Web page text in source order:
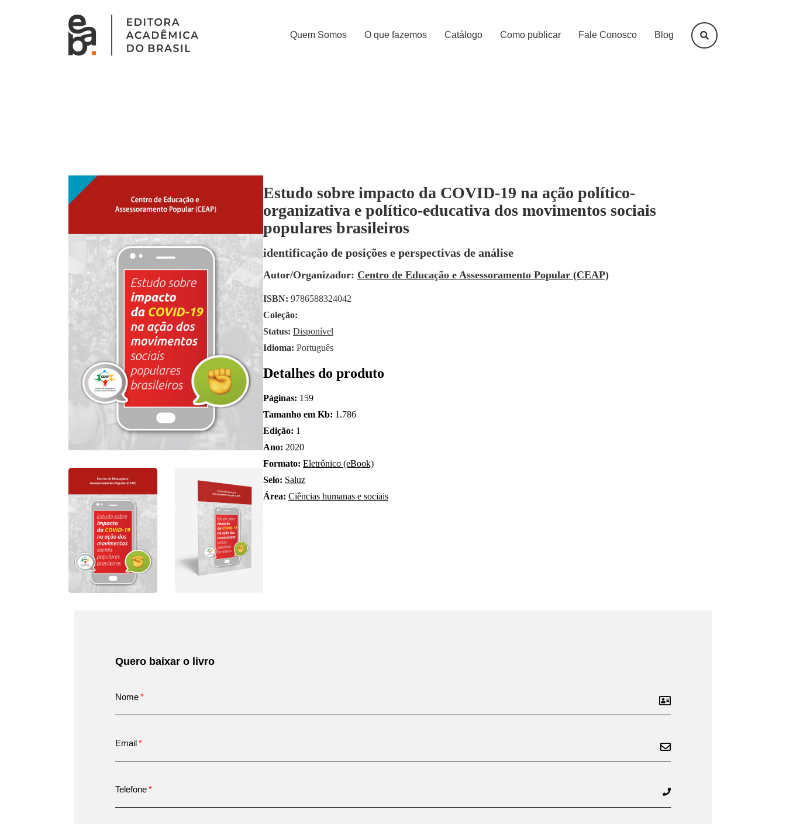
Quem Somos O que fazemos Catálogo Como publicar Fale Conosco Blog
Estudo sobre impacto da COVID-19 na ação político-
organizativa e político-educativa dos movimentos sociais
populares brasileiros
identificação de posições e perspectivas de análise
Autor/Organizador: Centro de Educação e Assessoramento Popular (CEAP)
ISBN: 9786588324042
Coleção:
Status: Disponível
Idioma: Português
Detalhes do produto
Páginas: 159
Tamanho em Kb: 1.786
Edição: 1
Ano: 2020
Formato: Eletrônico (eBook)
Selo: Saluz
Área: Ciências humanas e sociais
Quero baixar o livro
Nome
Email
Telefone